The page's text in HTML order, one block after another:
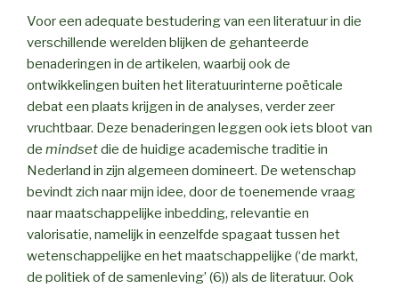
Voor een adequate bestudering van een literatuur in die
verschillende werelden blijken de gehanteerde
benaderingen in de artikelen, waarbij ook de
ontwikkelingen buiten het literatuurinterne poëticale
debat een plaats krijgen in de analyses, verder zeer
vruchtbaar. Deze benaderingen leggen ook iets bloot van
de mindsetdie de huidige academische traditie in
Nederland in zijn algemeen domineert. De wetenschap
bevindt zich naar mijn idee, door de toenemende vraag
naar maatschappelijke inbedding, relevantie en
valorisatie, namelijk in eenzelfde spagaat tussen het
wetenschappelijke en het maatschappelijke (‘de markt,
de politiek of de samenleving’ (6)) als de literatuur. Ook